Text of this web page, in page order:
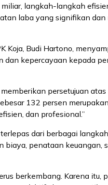
langkah-langkah
laba yang signifikan dan
Koja, Budi Hartono,
kepercayaan kepada
persetujuan
132 persen
dan profesional.”
dari berbagai
biaya, penataan
berkembang. Karena itu,